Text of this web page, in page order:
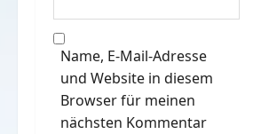
Name, E-Mail-Adresse
und Website in diesem
Browser für meinen
nächsten Kommentar